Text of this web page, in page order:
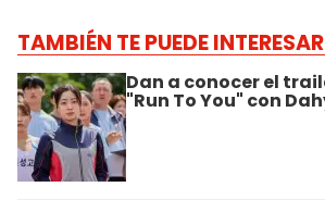
TAMBIÉN TE PUEDE INTERESAR
Dan a conocer el
"Run To You" con